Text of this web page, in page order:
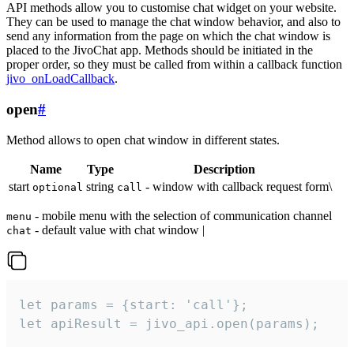
API methods allow you to customise chat widget on your website.
They can be used to manage the chat window behavior, and also to
send any information from the page on which the chat window is
placed to the JivoChat app. Methods should be initiated in the
proper order, so they must be called from within a callback function
jivo_onLoadCallback.
open#
Method allows to open chat window in different states.
Name Type
Description
start optional string call - window with callback request form\
menu - mobile menu with the selection of communication channel
chat - default value with chat window |
let params = {start: 'call'};
let apiResult = jivo_api.open(params);